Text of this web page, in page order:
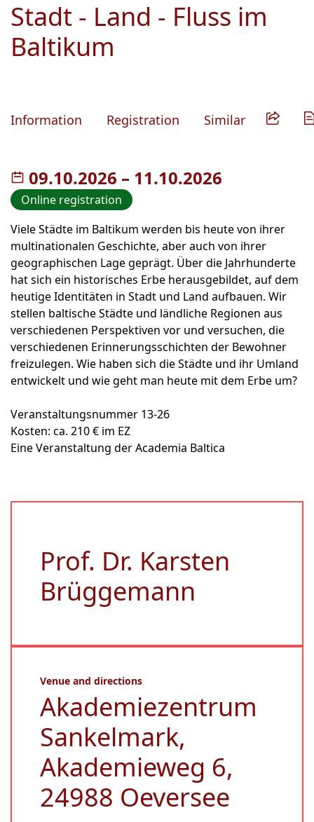
Stadt - Land - Fluss im
Baltikum
Information Registration Similar
09.10.2026 – bis
11.10.2026
Online registration
Viele Städte im Baltikum werden bis heute von ihrer
multinationalen Geschichte, aber auch von ihrer
geographischen Lage geprägt. Über die Jahrhunderte
hat sich ein historisches Erbe herausgebildet, auf dem
heutige Identitäten in Stadt und Land aufbauen. Wir
stellen baltische Städte und ländliche Regionen aus
verschiedenen Perspektiven vor und versuchen, die
verschiedenen Erinnerungsschichten der Bewohner
freizulegen. Wie haben sich die Städte und ihr Umland
entwickelt und wie geht man heute mit dem Erbe um?
Veranstaltungsnummer 13-26
Kosten: ca. 210 € im EZ
Eine Veranstaltung der Academia Baltica
Prof. Dr. Karsten
Brüggemann
Venue and directions
Akademiezentrum
Sankelmark,
Akademieweg 6,
24988 Oeversee